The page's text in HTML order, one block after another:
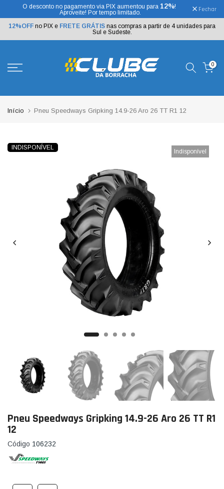
o
texto
O desconto no pagamento via PIX aumentou para 12%!
Aproveite! Por tempo limitado.
Fechar
12%OFF no PIX e FRETE GRÁTIS nas compras a partir de 4 unidades para
Sul e Sudeste.
0
Início Pneu Speedways Gripking 14.9-26 Aro 26 TT R1 12
INDISPONÍVEL
Indisponível
Pneu Speedways Gripking 14.9-26 Aro 26 TT R1
12
Código 106232